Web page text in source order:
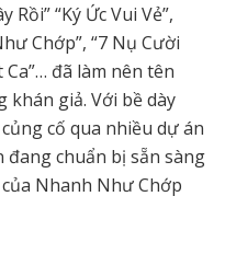
Rồi” “Ký Ức Vui Vẻ”,
Chớp”, “7 Nụ Cười
Ca”… đã làm nên tên
giả. Với bề dày
cố qua nhiều dự án
chuẩn bị sẵn sàng
Nhanh Như Chớp